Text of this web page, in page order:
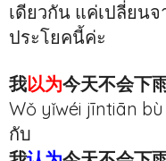
เดียวกัน แค่เปลี่ยนจ
ประโยคนี้ค่ะ
我以为今天不会下雨
Wǒ yǐwéi jīntiān
กับ